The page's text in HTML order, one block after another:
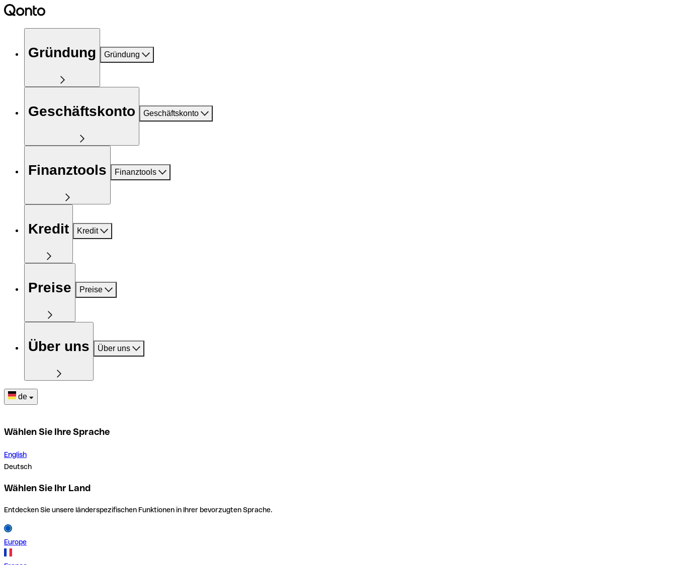
Gründung Gründung
Geschäftskonto Geschäftskonto
Finanztools Finanztools
Kredit Kredit
Preise Preise
Über uns Über uns
de
Wählen Sie Ihre Sprache
English
Deutsch
Wählen Sie Ihr Land
Entdecken Sie unsere länderspezifischen Funktionen in Ihrer bevorzugten Sprache.
Europe